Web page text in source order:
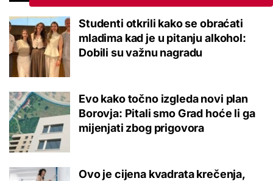
Studenti otkrili kako se obraćati
mladima kad je u pitanju alkohol:
Dobili su važnu nagradu
Evo kako točno izgleda novi plan
Borovja: Pitali smo Grad hoće li ga
mijenjati zbog prigovora
Ovo je cijena kvadrata krečenja,